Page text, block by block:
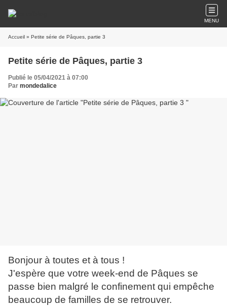
MENU
Accueil » Petite série de Pâques, partie 3
Petite série de Pâques, partie 3
Publié le 05/04/2021 à 07:00
Par mondedalice
Bonjour à toutes et à tous !
J'espère que votre week-end de Pâques se
passe bien malgré le confinement qui empêche
beaucoup de familles de se retrouver.